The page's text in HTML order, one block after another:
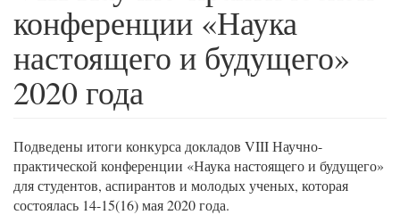
конференции «Наука
настоящего и будущего»
2020 года
Подведены итоги конкурса докладов VIII Научно-
практической конференции «Наука настоящего и будущего»
для студентов, аспирантов и молодых ученых, которая
состоялась 14-15(16) мая 2020 года.